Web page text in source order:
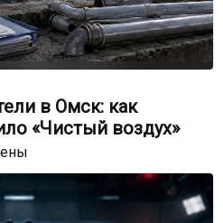
в Омск: как
«Чистый воздух»